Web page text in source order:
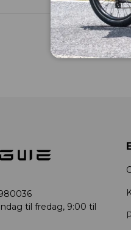
til fredag, 9:00 til